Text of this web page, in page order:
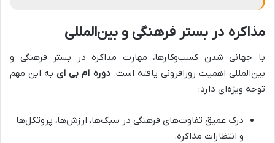
مذاکره در بستر فرهنگی و بین‌المللی
با جهانی شدن کسب‌وکارها، مهارت مذاکره در بستر فرهنگی و
بین‌المللی اهمیت روزافزونی یافته است.دوره ام بی ایبه این مهم
توجه ویژه‌ای دارد:
درک عمیق تفاوت‌های فرهنگی در سبک‌ها، ارزش‌ها، پروتکل‌ها
و انتظارات مذاکره.